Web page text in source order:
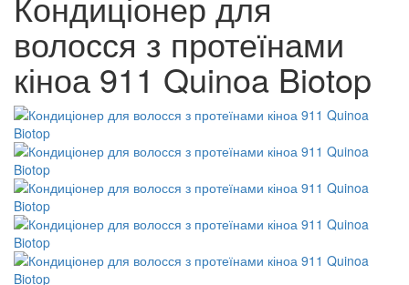
волосся з протеїнами
кіноа 911 Quinoa Biotop